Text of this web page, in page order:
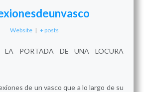
Website | + posts
LA PORTADA DE UNA LOCURA
de un vasco que a lo largo de su